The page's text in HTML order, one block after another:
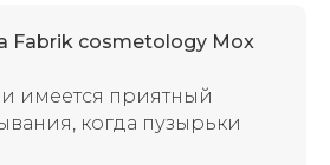
Fabrik cosmetology Mox
имеется приятный
когда пузырьки